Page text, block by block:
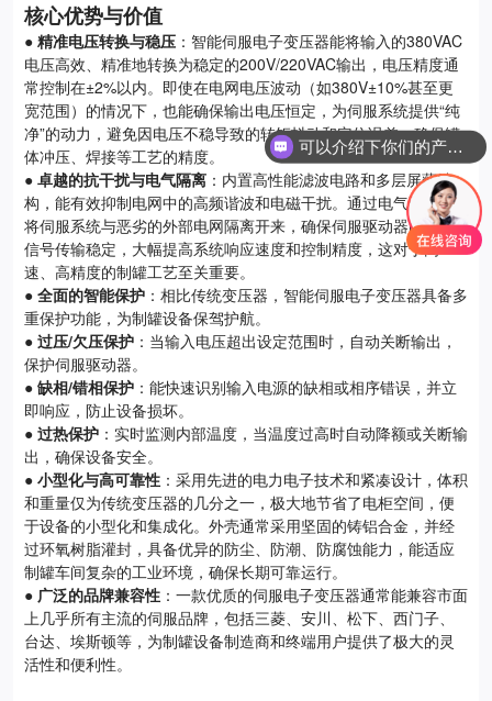
核心优势与价值
● 精准电压转换与稳压 ：智能伺服电子变压器能将输入的380VAC
电压高效、精准地转换为稳定的200V/220VAC输出，电压精度通
常控制在±2%以内。即使在电网电压波动（如380V±10%甚至更
宽范围）的情况下，也能确保输出电压恒定，为伺服系统提供“纯
净”的动力，避免因电压不稳导致的转矩抖动和定位误差，确保罐
体冲压、焊接等工艺的精度。
● 卓越的抗干扰与电气隔离 ：内置高性能滤波电路和多层屏蔽结
构，能有效抑制电网中的高频谐波和电磁干扰。通过电气隔离，
将伺服系统与恶劣的外部电网隔离开来，确保伺服驱动器的控制
信号传输稳定，大幅提高系统响应速度和控制精度，这对于高
速、高精度的制罐工艺至关重要。
● 全面的智能保护 ：相比传统变压器，智能伺服电子变压器具备多
重保护功能，为制罐设备保驾护航。
● 过压/欠压保护 ：当输入电压超出设定范围时，自动关断输出，
保护伺服驱动器。
● 缺相/错相保护 ：能快速识别输入电源的缺相或相序错误，并立
即响应，防止设备损坏。
● 过热保护 ：实时监测内部温度，当温度过高时自动降额或关断输
出，确保设备安全。
● 小型化与高可靠性 ：采用先进的电力电子技术和紧凑设计，体积
和重量仅为传统变压器的几分之一，极大地节省了电柜空间，便
于设备的小型化和集成化。外壳通常采用坚固的铸铝合金，并经
过环氧树脂灌封，具备优异的防尘、防潮、防腐蚀能力，能适应
制罐车间复杂的工业环境，确保长期可靠运行。
● 广泛的品牌兼容性 ：一款优质的伺服电子变压器通常能兼容市面
上几乎所有主流的伺服品牌，包括三菱、安川、松下、西门子、
台达、埃斯顿等，为制罐设备制造商和终端用户提供了极大的灵
活性和便利性。
可以介绍下你们的产品么